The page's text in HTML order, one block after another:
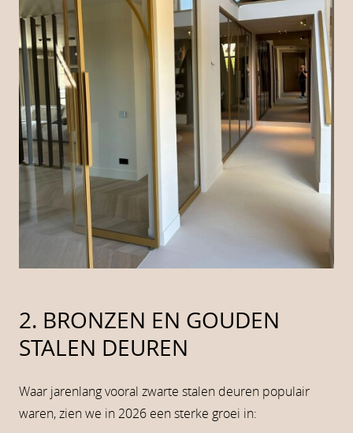
2. BRONZEN EN GOUDEN
STALEN DEUREN
Waar jarenlang vooral zwarte stalen deuren populair
waren, zien we in 2026 een sterke groei in: